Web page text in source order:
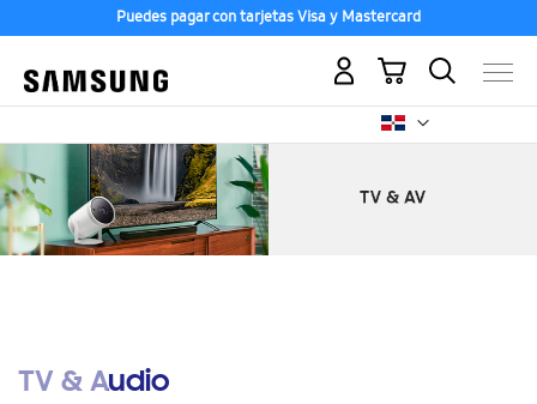
Puedes pagar con tarjetas Visa y Mastercard
Mi carrito
TV & Audio